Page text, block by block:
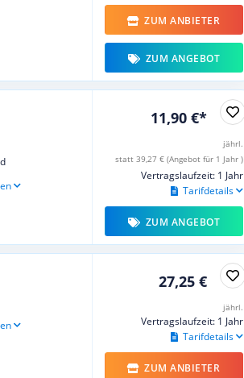
ZUM ANBIETER
ZUM ANGEBOT
11,90 €*
jährl.
statt 39,27 € (Angebot für 1 Jahr )
Vertragslaufzeit: 1 Jahr
Tarifdetails
ZUM ANGEBOT
27,25 €
jährl.
Vertragslaufzeit: 1 Jahr
Tarifdetails
ZUM ANBIETER